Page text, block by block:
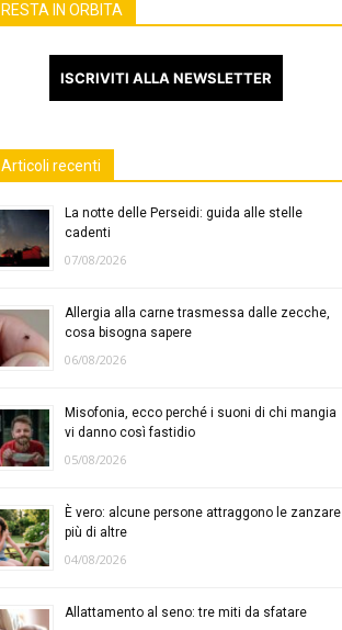
RESTA IN ORBITA
ISCRIVITI ALLA NEWSLETTER
Articoli recenti
La notte delle Perseidi: guida alle stelle
cadenti
07/08/2026
Allergia alla carne trasmessa dalle zecche,
cosa bisogna sapere
06/08/2026
Misofonia, ecco perché i suoni di chi mangia
vi danno così fastidio
05/08/2026
È vero: alcune persone attraggono le zanzare
più di altre
04/08/2026
Allattamento al seno: tre miti da sfatare